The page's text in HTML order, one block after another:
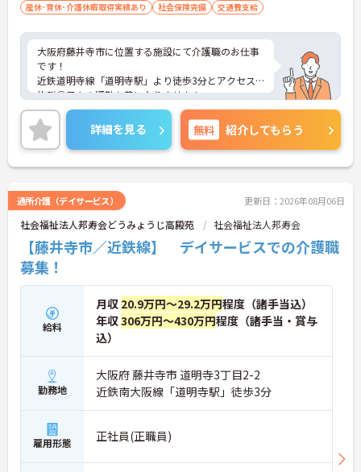
産休･育休･介護休暇取得実績あり
社会保険完備 交通費支給
大阪府藤井寺市に位置する施設にて介護職のお仕事
です！
近鉄道明寺線「道明寺駅」より徒歩3分とアクセス
抜群◎日々の通勤も苦になりません！
お休みは基本的に月9日、残業も月5時間ほどなの
で、プライベートや家庭を大切にしながらご勤務い
ただけます！
資格をお持ちであれば経験は不問！経験に自信がな
い人やブランクに不安のある方もご応募可能♪
て1ヶ月に2回バーを開放したり、
利用者様がご自宅と近い環境で過ごしていただける
ように、お部屋を和の作りにしたりと
利用者様のために様々な工夫をされていらっしゃい
ます。
ご興味がある方は是非一度マイナビまでお問合せく
詳細を見る 無料 紹介してもらう
通所介護（デイサービス） 更新日：2026年08月06日
社会福祉法人邦寿会どうみょうじ高殿苑 社会福祉法人邦寿会
【藤井寺市／近鉄線】 デイサービスでの介護職
募集！
給料
月収 20.9万円～29.2万円程度（諸手当込）
年収306万円～430万円程度（諸手当・賞与
込）
勤務地
大阪府 藤井寺市 道明寺3丁目2-2
近鉄南大阪線「道明寺駅」徒歩3分
雇用形態 正社員(正職員)